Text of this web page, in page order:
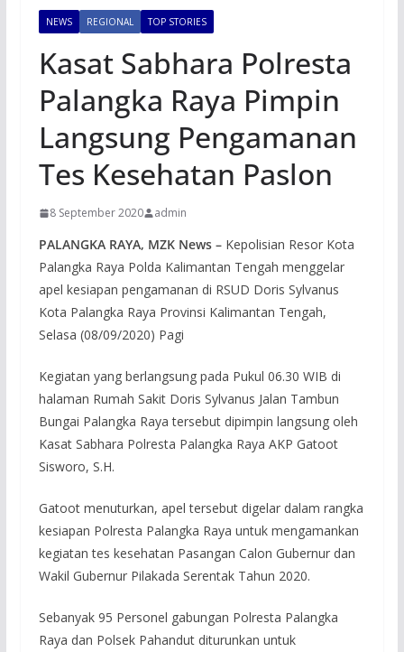
NEWS REGIONAL TOP STORIES
Kasat Sabhara Polresta
Palangka Raya Pimpin
Langsung Pengamanan
Tes Kesehatan Paslon
8 September 2020 admin
PALANGKA RAYA, MZK News –Kepolisian Resor Kota
Palangka Raya Polda Kalimantan Tengah menggelar
apel kesiapan pengamanan di RSUD Doris Sylvanus
Kota Palangka Raya Provinsi Kalimantan Tengah,
Selasa (08/09/2020) Pagi
Kegiatan yang berlangsung pada Pukul 06.30 WIB di
halaman Rumah Sakit Doris Sylvanus Jalan Tambun
Bungai Palangka Raya tersebut dipimpin langsung oleh
Kasat Sabhara Polresta Palangka Raya AKP Gatoot
Sisworo, S.H.
Gatoot menuturkan, apel tersebut digelar dalam rangka
kesiapan Polresta Palangka Raya untuk mengamankan
kegiatan tes kesehatan Pasangan Calon Gubernur dan
Wakil Gubernur Pilakada Serentak Tahun 2020.
Sebanyak 95 Personel gabungan Polresta Palangka
Raya dan Polsek Pahandut diturunkan untuk